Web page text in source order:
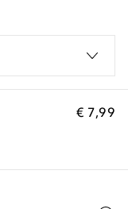
€ 7,99